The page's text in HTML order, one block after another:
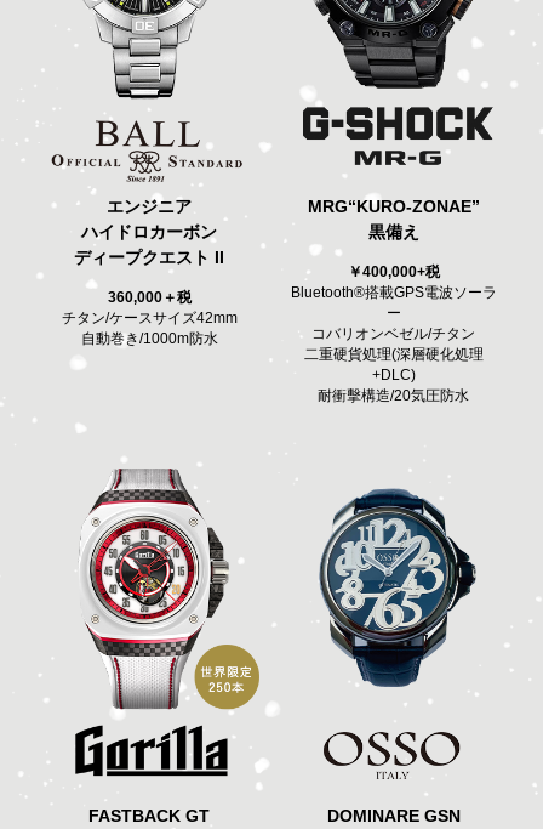
エンジニア
ハイドロカーボン
ディープクエスト II
360,000＋税
チタン/ケースサイズ42mm
自動巻き/1000m防水
MRG“KURO-ZONAE”
黒備え
￥400,000+税
Bluetooth®搭載GPS電波ソーラ
ー
コバリオンベゼル/チタン
二重硬貨処理(深層硬化処理
+DLC)
耐衝擊構造/20気圧防水
FASTBACK GT
DOMINARE GSN